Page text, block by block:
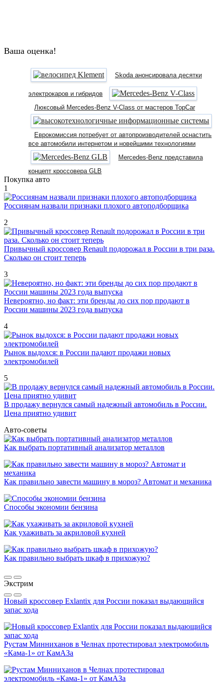
Ваша оценка!
Skoda анонсировала десятки
электрокаров и гибридов
Люксовый Mercedes-Benz V-Class от мастеров TopCar
Еврокомиссия потребует от автопроизводителей оснастить
все автомобили интернетом и новейшими технологиями
Mercedes-Benz представила
концепт кроссовера GLB
Покупка авто
1
Россиянам назвали признаки плохого автоподборщика
2
Привычный кроссовер Renault подорожал в России в три раза.
Сколько он стоит теперь
3
Невероятно, но факт: эти бренды до сих пор продают в
России машины 2023 года выпуска
4
Рынок выдохся: в России падают продажи новых
электромобилей
5
В продажу вернулся самый надежный автомобиль в России.
Цена приятно удивит
Авто-советы
Как выбрать портативный анализатор металлов
Как правильно завести машину в мороз? Автомат и механика
Способы экономии бензина
Как ухаживать за акриловой кухней
Как правильно выбрать шкаф в прихожую?
Экстрим
Новый кроссовер Exlantix для России показал выдающийся
запас хода
Рустам Минниханов в Челнах протестировал электромобиль
«Кама-1» от КамАЗа